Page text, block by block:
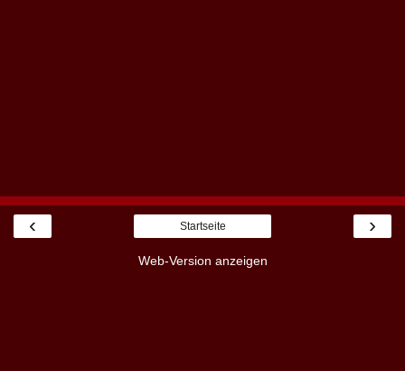
‹ ›
Startseite
Web-Version anzeigen